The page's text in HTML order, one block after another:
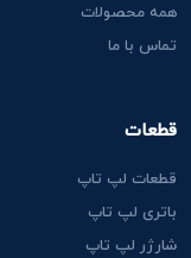
همه محصولات
تماس با ما
قطعات
قطعات لپ تاپ
باتری لپ تاپ
شارژر لپ تاپ